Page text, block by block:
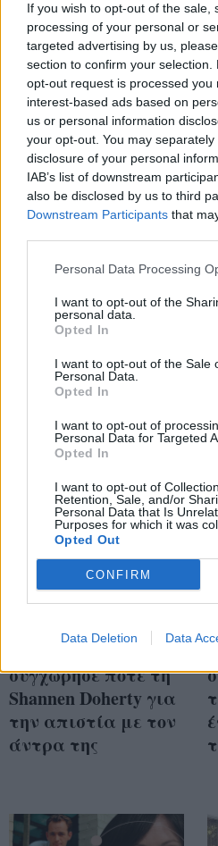
If you wish to opt-out of the sale,
processing of your personal or
targeted advertising by us,
section to confirm your
opt-out request is processed you
interest-based ads based on
us or personal information
your opt-out. You may
disclosure of your personal
IAB’s list of downstream
also be disclosed by us to third
Downstream Participants that
Personal Data Processing
I want to opt-out of the
personal data.
Opted In
I want to opt-out of the Sale
Personal Data.
Opted In
I want to opt-out of
Personal Data for Targeted
Opted In
I want to opt-out of
Retention, Sale, and/or
Personal Data that Is
Purposes for which it was
Opted Out
CONFIRM
Data Deletion Data
Brad Pitt
Ένα λεπτό ευτυχίας:
3 τρόποι για να
θυμάσαι με χαρά τα
pop idols που
αγάπησες!
Η Melissa Gilbert δεν
συγχώρησε ποτέ τη
Shannen Doherty για
την απιστία με τον
άντρα της